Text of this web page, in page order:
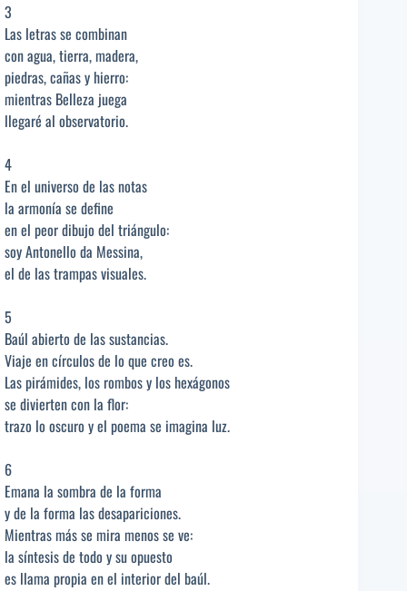
3
Las letras se combinan
con agua, tierra, madera,
piedras, cañas y hierro:
mientras Belleza juega
llegaré al observatorio.
4
En el universo de las notas
la armonía se define
en el peor dibujo del triángulo:
soy Antonello da Messina,
el de las trampas visuales.
5
Baúl abierto de las sustancias.
Viaje en círculos de lo que creo es.
Las pirámides, los rombos y los hexágonos
se divierten con la flor:
trazo lo oscuro y el poema se imagina luz.
6
Emana la sombra de la forma
y de la forma las desapariciones.
Mientras más se mira menos se ve:
la síntesis de todo y su opuesto
es llama propia en el interior del baúl.